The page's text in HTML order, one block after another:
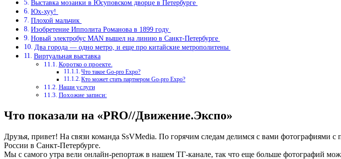
Выставка мозаики в Юсуповском дворце в Петербурге⁠ ⁠
Юх-хуу!⁠ ⁠
Плохой мальчик⁠ ⁠
Изобретение Ипполита Романова в 1899 году⁠ ⁠
Новый электробус MAN вышел на линию в Санкт-Петербурге⁠ ⁠
Два города — одно метро, и еще про китайские метрополитены⁠ ⁠
Виртуальная выставка
Коротко о проекте.
Что такое Go-pro Expo?
Кто может стать партнером Go-pro Expo?
Наши услуги
Похожие записи:
Что показали на «PRO//Движение.Экспо» ⁠ ⁠
Друзья, привет! На связи команда SsVMedia. По горячим следам делимся с вами фотографиями
России в Санкт-Петербурге.
Мы с самого утра вели онлайн-репортаж в нашем ТГ-канале, так что еще больше фотографий